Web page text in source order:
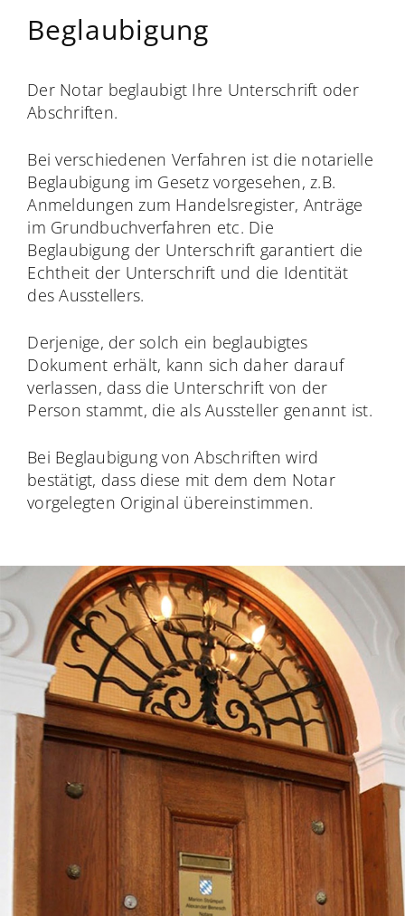
Beglaubigung
Der Notar beglaubigt Ihre Unterschrift oder
Abschriften.
Bei verschiedenen Verfahren ist die notarielle
Beglaubigung im Gesetz vorgesehen, z.B.
Anmeldungen zum Handelsregister, Anträge
im Grundbuchverfahren etc. Die
Beglaubigung der Unterschrift garantiert die
Echtheit der Unterschrift und die Identität
des Ausstellers.
Derjenige, der solch ein beglaubigtes
Dokument erhält, kann sich daher darauf
verlassen, dass die Unterschrift von der
Person stammt, die als Aussteller genannt ist.
Bei Beglaubigung von Abschriften wird
bestätigt, dass diese mit dem dem Notar
vorgelegten Original übereinstimmen.